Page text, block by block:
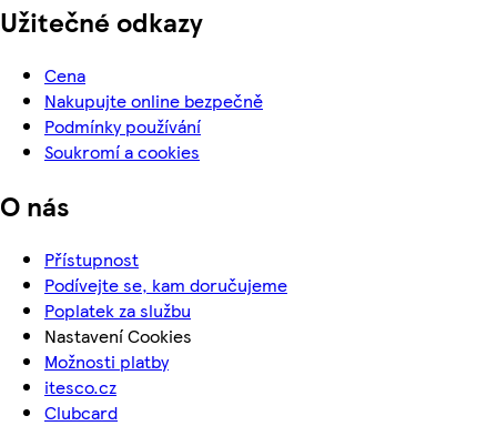
Užitečné odkazy
Cena
Nakupujte online bezpečně
Podmínky používání
Soukromí a cookies
O nás
Přístupnost
Podívejte se, kam doručujeme
Poplatek za službu
Nastavení Cookies
Možnosti platby
itesco.cz
Clubcard